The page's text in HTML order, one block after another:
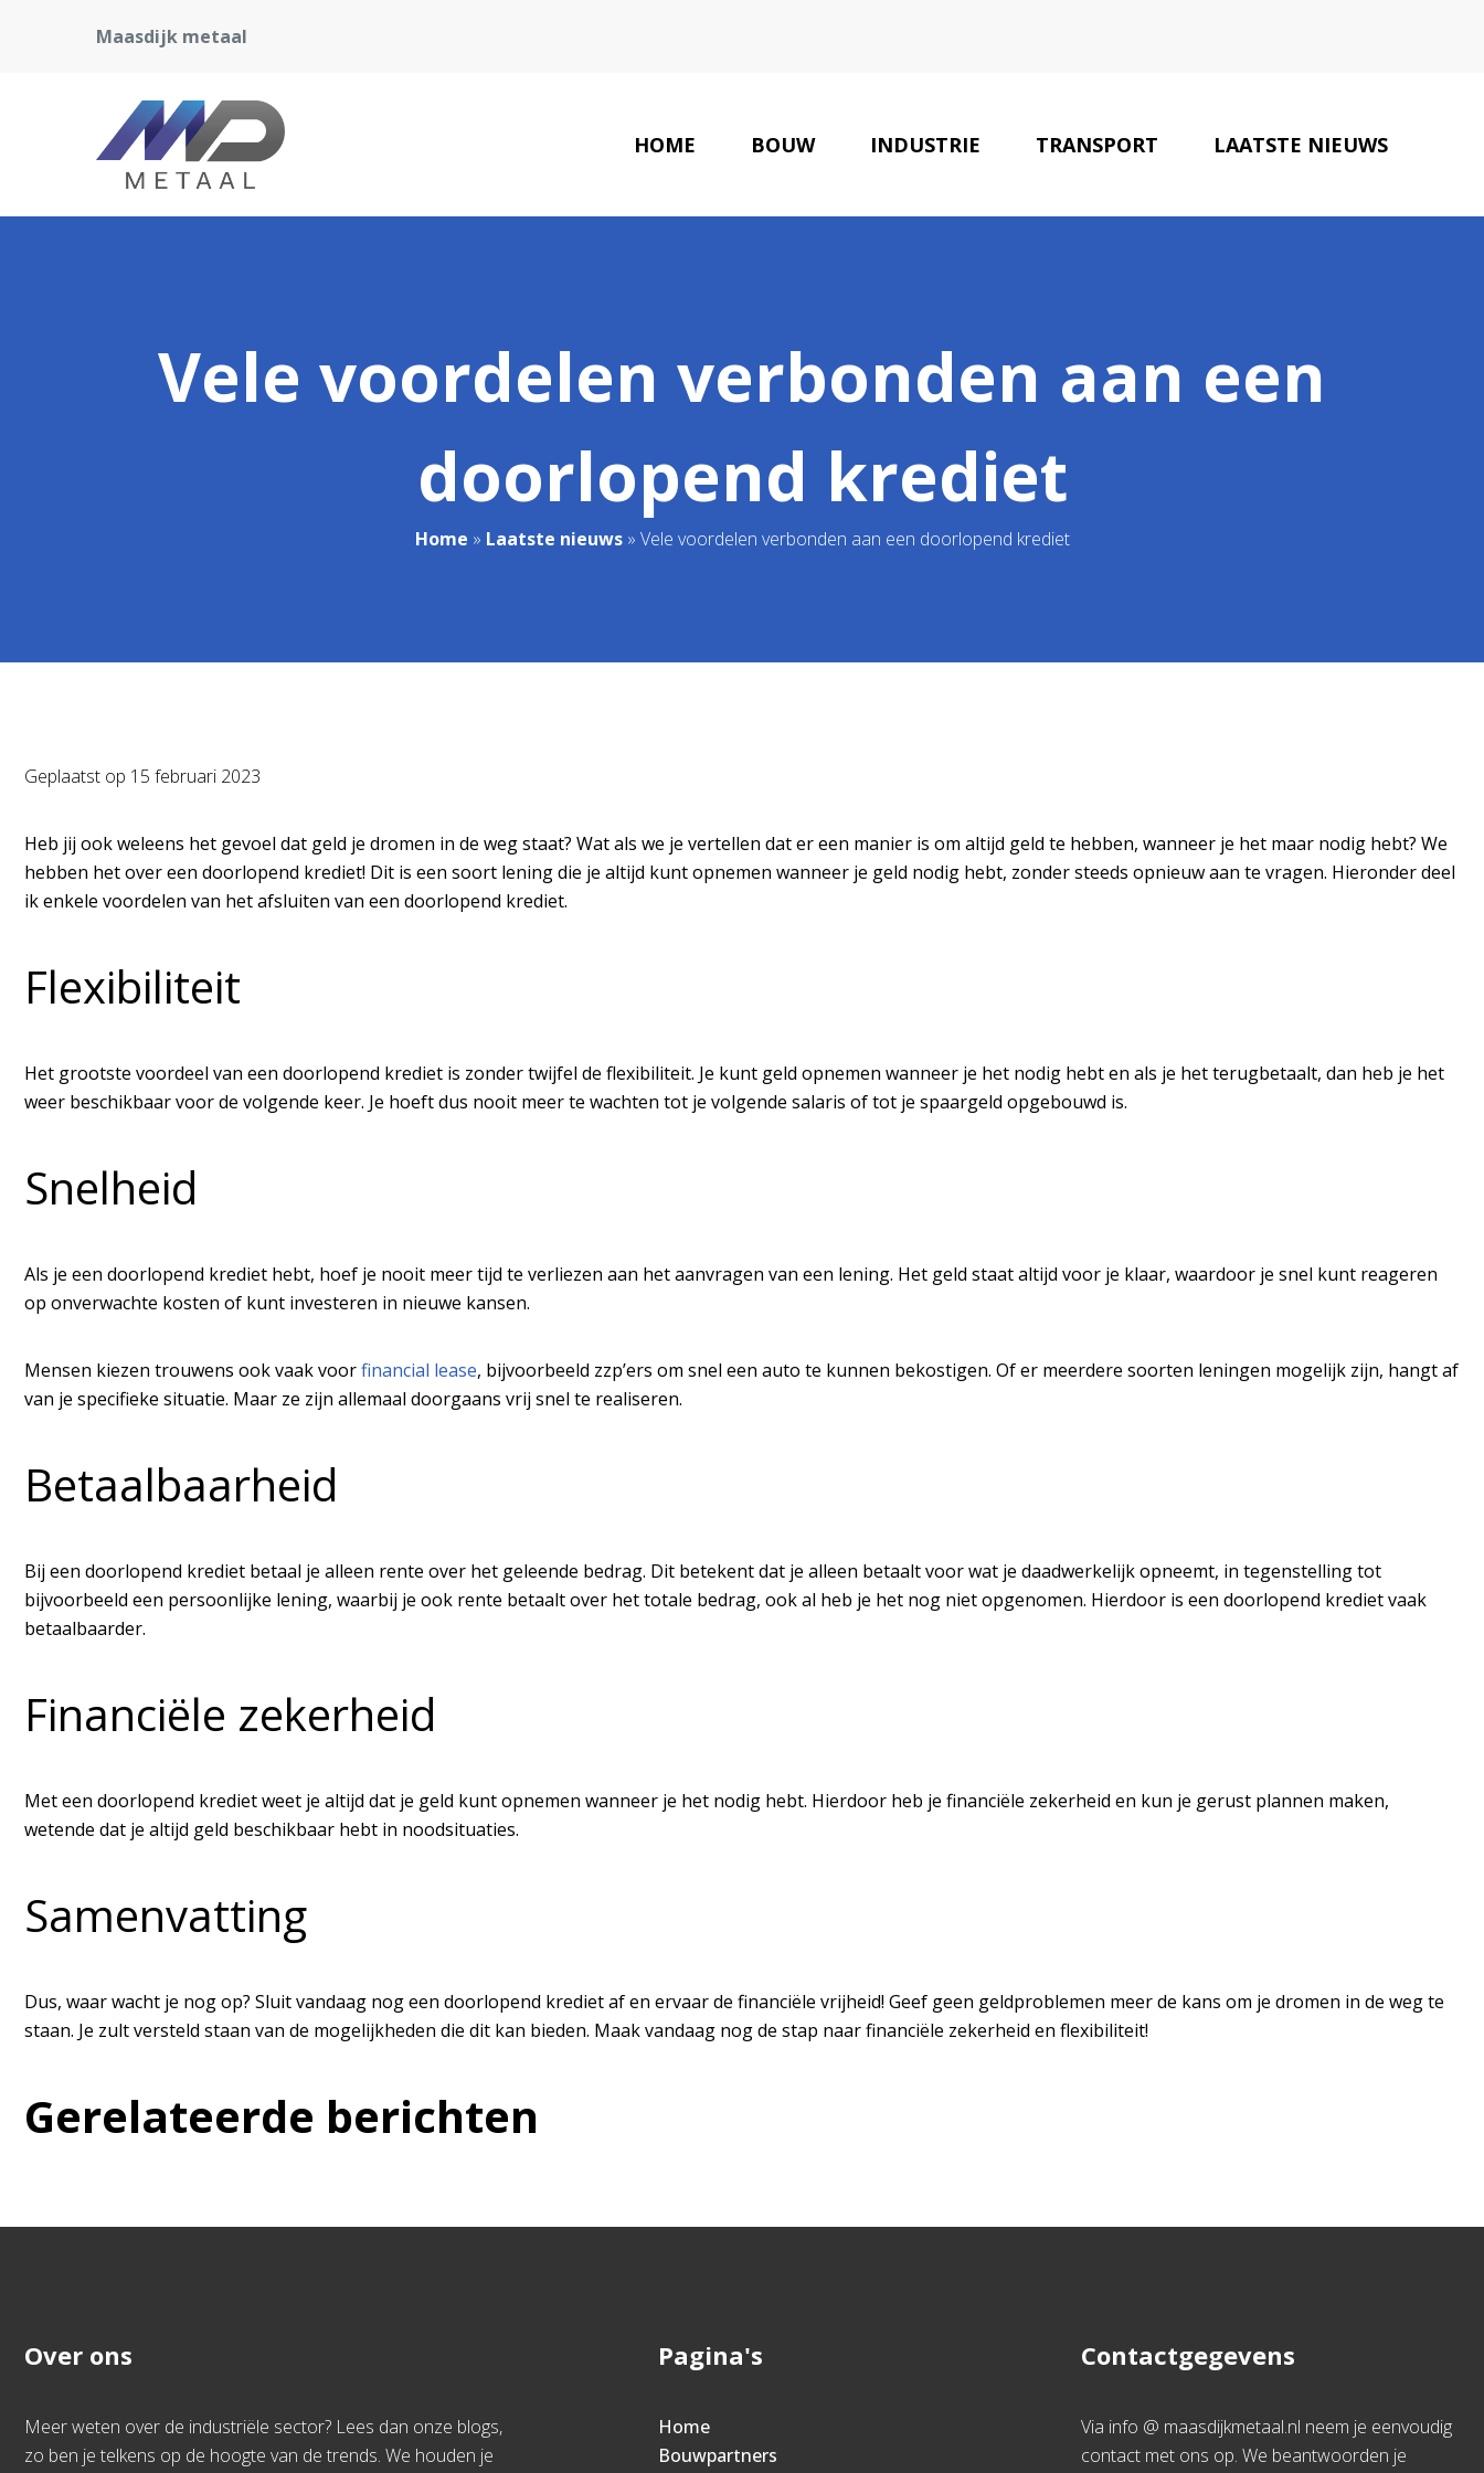
Maasdijk metaal
HOME BOUW INDUSTRIE TRANSPORT LAATSTE NIEUWS
Vele voordelen verbonden aan een
doorlopend krediet
Home » Laatste nieuws» Vele voordelen verbonden aan een doorlopend krediet
Geplaatst op 15 februari 2023
Heb jij ook weleens het gevoel dat geld je dromen in de weg staat? Wat als we je vertellen dat er een manier is om altijd geld te hebben, wanneer je het maar nodig hebt? We
hebben het over een doorlopend krediet! Dit is een soort lening die je altijd kunt opnemen wanneer je geld nodig hebt, zonder steeds opnieuw aan te vragen. Hieronder deel
ik enkele voordelen van het afsluiten van een doorlopend krediet.
Flexibiliteit
Het grootste voordeel van een doorlopend krediet is zonder twijfel de flexibiliteit. Je kunt geld opnemen wanneer je het nodig hebt en als je het terugbetaalt, dan heb je het
weer beschikbaar voor de volgende keer. Je hoeft dus nooit meer te wachten tot je volgende salaris of tot je spaargeld opgebouwd is.
Snelheid
Als je een doorlopend krediet hebt, hoef je nooit meer tijd te verliezen aan het aanvragen van een lening. Het geld staat altijd voor je klaar, waardoor je snel kunt reageren
op onverwachte kosten of kunt investeren in nieuwe kansen.
Mensen kiezen trouwens ook vaak voorfinancial lease, bijvoorbeeld zzp’ers om snel een auto te kunnen bekostigen. Of er meerdere soorten leningen mogelijk zijn, hangt af
van je specifieke situatie. Maar ze zijn allemaal doorgaans vrij snel te realiseren.
Betaalbaarheid
Bij een doorlopend krediet betaal je alleen rente over het geleende bedrag. Dit betekent dat je alleen betaalt voor wat je daadwerkelijk opneemt, in tegenstelling tot
bijvoorbeeld een persoonlijke lening, waarbij je ook rente betaalt over het totale bedrag, ook al heb je het nog niet opgenomen. Hierdoor is een doorlopend krediet vaak
betaalbaarder.
Financiële zekerheid
Met een doorlopend krediet weet je altijd dat je geld kunt opnemen wanneer je het nodig hebt. Hierdoor heb je financiële zekerheid en kun je gerust plannen maken,
wetende dat je altijd geld beschikbaar hebt in noodsituaties.
Samenvatting
Dus, waar wacht je nog op? Sluit vandaag nog een doorlopend krediet af en ervaar de financiële vrijheid! Geef geen geldproblemen meer de kans om je dromen in de weg te
staan. Je zult versteld staan van de mogelijkheden die dit kan bieden. Maak vandaag nog de stap naar financiële zekerheid en flexibiliteit!
Gerelateerde berichten
Over ons
Meer weten over de industriële sector? Lees dan onze blogs,
zo ben je telkens op de hoogte van de trends. We houden je
Pagina's
Home
Bouwpartners
Contactgegevens
Via info @ maasdijkmetaal.nl neem je eenvoudig
contact met ons op. We beantwoorden je